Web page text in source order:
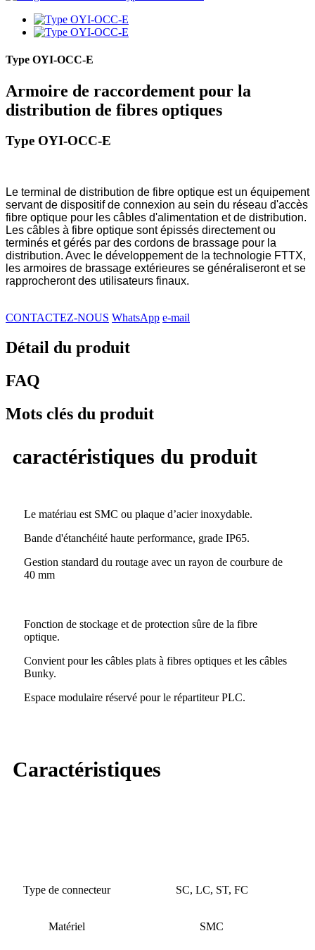
Type OYI-OCC-E
Armoire de raccordement pour la
distribution de fibres optiques
Type OYI-OCC-E
Le terminal de distribution de fibre optique est un équipement
servant de dispositif de connexion au sein du réseau d'accès
fibre optique pour les câbles d'alimentation et de distribution.
Les câbles à fibre optique sont épissés directement ou
terminés et gérés par des cordons de brassage pour la
distribution. Avec le développement de la technologie FTTX,
les armoires de brassage extérieures se généraliseront et se
rapprocheront des utilisateurs finaux.
CONTACTEZ-NOUS WhatsApp e-mail
Détail du produit
FAQ
Mots clés du produit
caractéristiques du produit
Le matériau est SMC ou plaque d’acier inoxydable.
Bande d'étanchéité haute performance, grade IP65.
Gestion standard du routage avec un rayon de courbure de
40 mm
Fonction de stockage et de protection sûre de la fibre
optique.
Convient pour les câbles plats à fibres optiques et les câbles
Bunky.
Espace modulaire réservé pour le répartiteur PLC.
Caractéristiques
Type de connecteur SC, LC, ST, FC
Matériel SMC